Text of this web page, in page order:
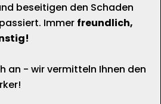
beseitigen den Schaden
Immer freundlich,
an - wir vermitteln Ihnen den